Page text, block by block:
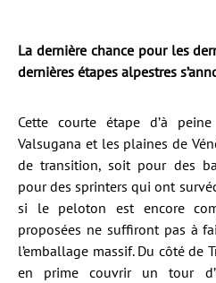
La dernière chance pour les
dernières étapes alpestres
Cette courte étape d’à
Valsugana et les plaines de
de transition, soit pour des
pour des sprinters qui ont
si le peloton est encore
proposées ne suffiront pas à
l’emballage massif. Du côté de
en prime couvrir un tour